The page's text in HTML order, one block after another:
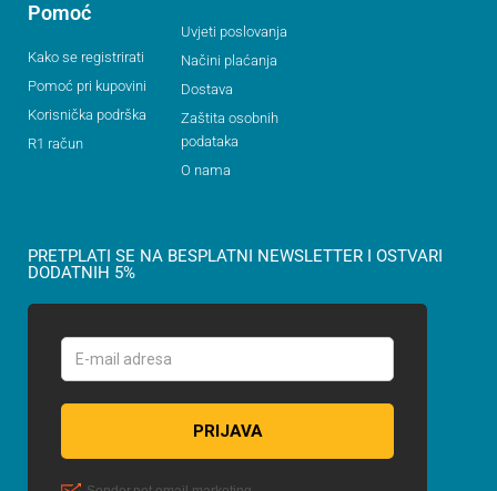
Pomoć
Kako se registrirati
Pomoć pri kupovini
Korisnička podrška
R1 račun
Uvjeti poslovanja
Načini plaćanja
Dostava
Zaštita osobnih
podataka
O nama
PRETPLATI SE NA BESPLATNI NEWSLETTER I OSTVARI
DODATNIH 5%